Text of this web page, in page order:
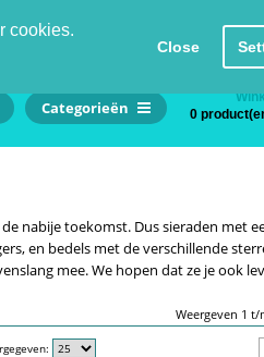
cookies.
Close
Categorieën
0
nabije toekomst. Dus sieraden met
en bedels met de verschillende
mee. We hopen dat ze je ook
Weergeven 1